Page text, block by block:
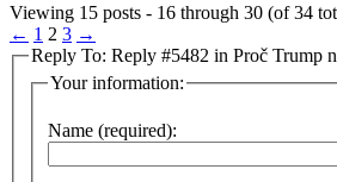
Viewing 15 posts - 16 through 30 (of 34
← 1 2 3 →
Reply To: Reply #5482 in Proč Trump
Your information:
Name (required):